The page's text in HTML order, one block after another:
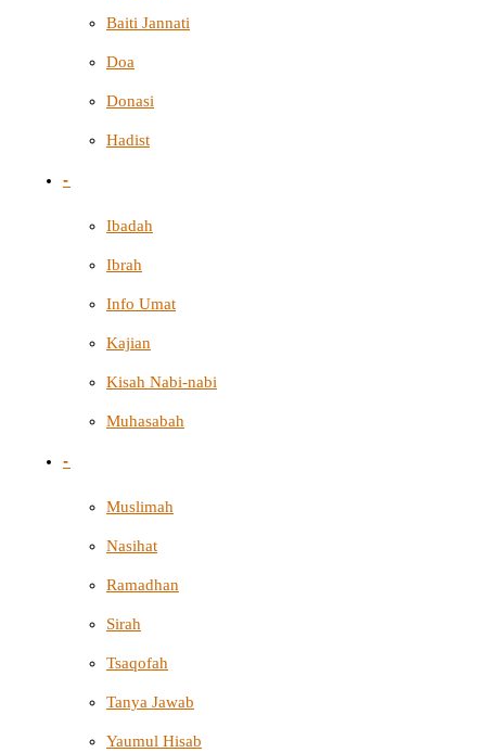
Baiti Jannati
Doa
Donasi
Hadist
-
Ibadah
Ibrah
Info Umat
Kajian
Kisah Nabi-nabi
Muhasabah
-
Muslimah
Nasihat
Ramadhan
Sirah
Tsaqofah
Tanya Jawab
Yaumul Hisab